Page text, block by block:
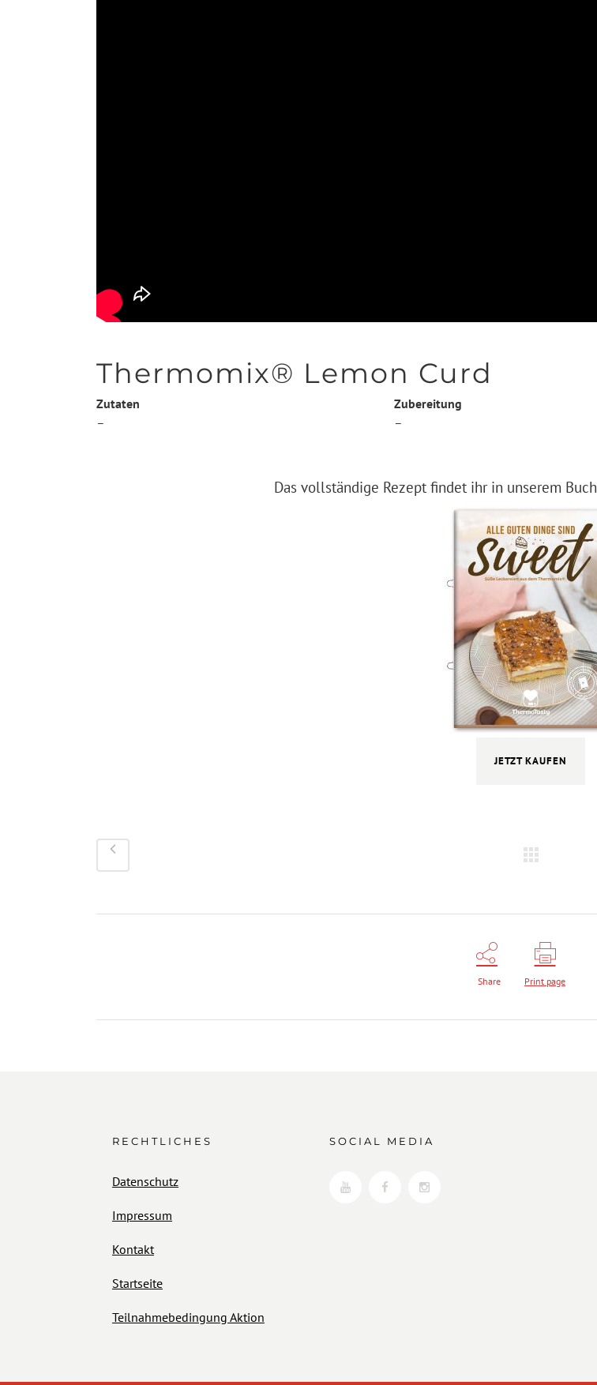
Thermomix® Lemon Curd
Zutaten
–
Zubereitung
–
Das vollständige Rezept findet ihr in unserem Buch
JETZT KAUFEN
Share Print page
RECHTLICHES
Datenschutz
Impressum
Kontakt
Startseite
Teilnahmebedingung Aktion
SOCIAL MEDIA